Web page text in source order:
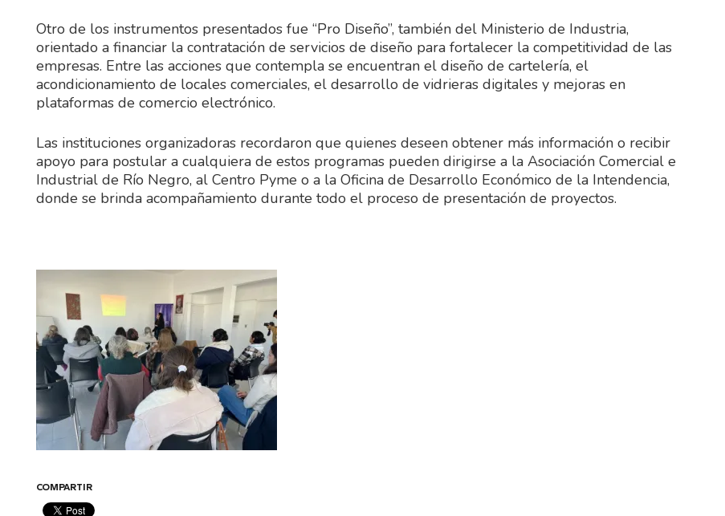
Otro de los instrumentos presentados fue “Pro Diseño”, también del Ministerio de Industria,
orientado a financiar la contratación de servicios de diseño para fortalecer la competitividad de las
empresas. Entre las acciones que contempla se encuentran el diseño de cartelería, el
acondicionamiento de locales comerciales, el desarrollo de vidrieras digitales y mejoras en
plataformas de comercio electrónico.
Las instituciones organizadoras recordaron que quienes deseen obtener más información o recibir
apoyo para postular a cualquiera de estos programas pueden dirigirse a la Asociación Comercial e
Industrial de Río Negro, al Centro Pyme o a la Oficina de Desarrollo Económico de la Intendencia,
donde se brinda acompañamiento durante todo el proceso de presentación de proyectos.
COMPARTIR